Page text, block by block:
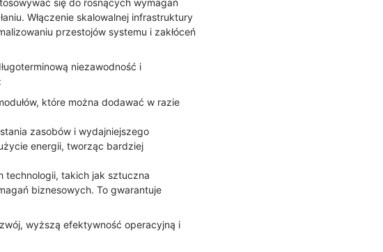
Włączenie skalowalnej infrastruktury
przestojów systemu i zakłóceń
niezawodność i
które można dodawać w razie
zasobów i wydajniejszego
energii, tworząc bardziej
technologii, takich jak sztuczna
biznesowych. To gwarantuje
wyższą efektywność operacyjną i